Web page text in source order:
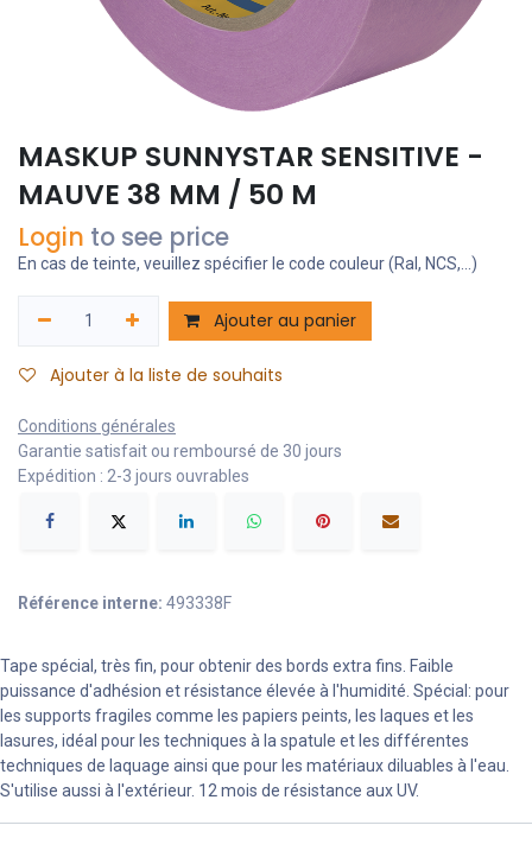
MASKUP SUNNYSTAR SENSITIVE -
MAUVE 38 MM / 50 M
Login to see price
En cas de teinte, veuillez spécifier le code couleur (Ral, NCS,...)
Ajouter au panier
Ajouter à la liste de souhaits
Conditions générales
Garantie satisfait ou remboursé de 30 jours
Expédition : 2-3 jours ouvrables
Référence interne: 493338F
Tape spécial, très fin, pour obtenir des bords extra fins. Faible
puissance d'adhésion et résistance élevée à l'humidité. Spécial: pour
les supports fragiles comme les papiers peints, les laques et les
lasures, idéal pour les techniques à la spatule et les différentes
techniques de laquage ainsi que pour les matériaux diluables à l'eau.
S'utilise aussi à l'extérieur. 12 mois de résistance aux UV.